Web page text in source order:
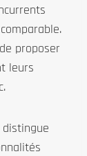
proposer
leurs
distingue